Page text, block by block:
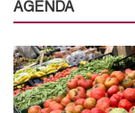
r
u
l
a
AGENDA